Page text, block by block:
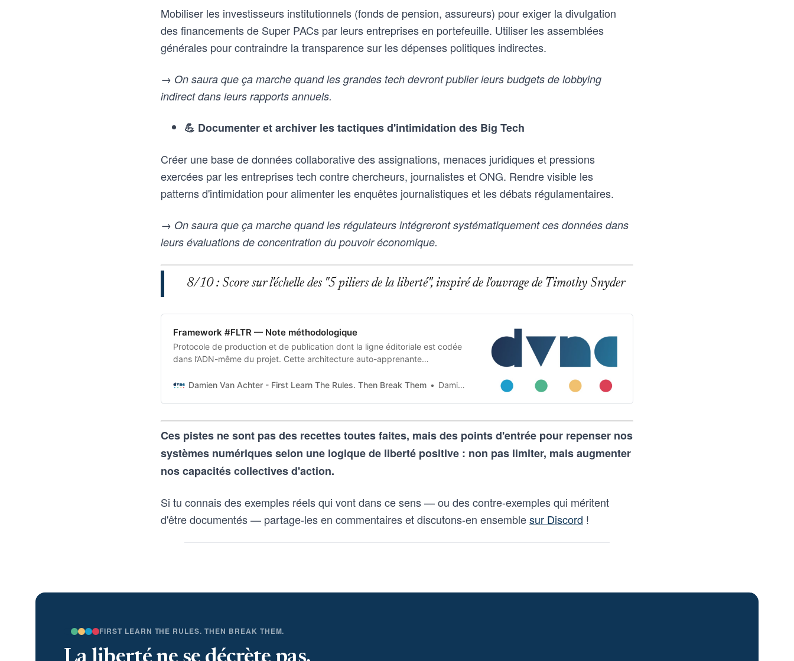
Mobiliser les investisseurs institutionnels (fonds de pension, assureurs) pour exiger la divulgation
des financements de Super PACs par leurs entreprises en portefeuille. Utiliser les assemblées
générales pour contraindre la transparence sur les dépenses politiques indirectes.
→ On saura que ça marche quand les grandes tech devront publier leurs budgets de lobbying
indirect dans leurs rapports annuels.
💪 Documenter et archiver les tactiques d'intimidation des Big Tech
Créer une base de données collaborative des assignations, menaces juridiques et pressions
exercées par les entreprises tech contre chercheurs, journalistes et ONG. Rendre visible les
patterns d'intimidation pour alimenter les enquêtes journalistiques et les débats régulamentaires.
→ On saura que ça marche quand les régulateurs intégreront systématiquement ces données dans
leurs évaluations de concentration du pouvoir économique.
8/10 : Score sur l'échelle des "5 piliers de la liberté", inspiré de l'ouvrage de Timothy Snyder
Framework #FLTR — Note méthodologique
Protocole de production et de publication dont la ligne éditoriale est codée
dans l’ADN-même du projet. Cette architecture auto-apprenante
aux outils d’intelligence artificielle qu’aux humains qui les entrainent, et
Damien Van Achter - First Learn The Rules. Then Break Them Damien Van Achter
Ces pistes ne sont pas des recettes toutes faites, mais des points d'entrée pour repenser nos
systèmes numériques selon une logique de liberté positive : non pas limiter, mais augmenter
nos capacités collectives d'action.
Si tu connais des exemples réels qui vont dans ce sens — ou des contre-exemples qui méritent
d'être documentés — partage-les en commentaires et discutons-en ensemblesur Discord !
FIRST LEARN THE RULES. THEN BREAK THEM.